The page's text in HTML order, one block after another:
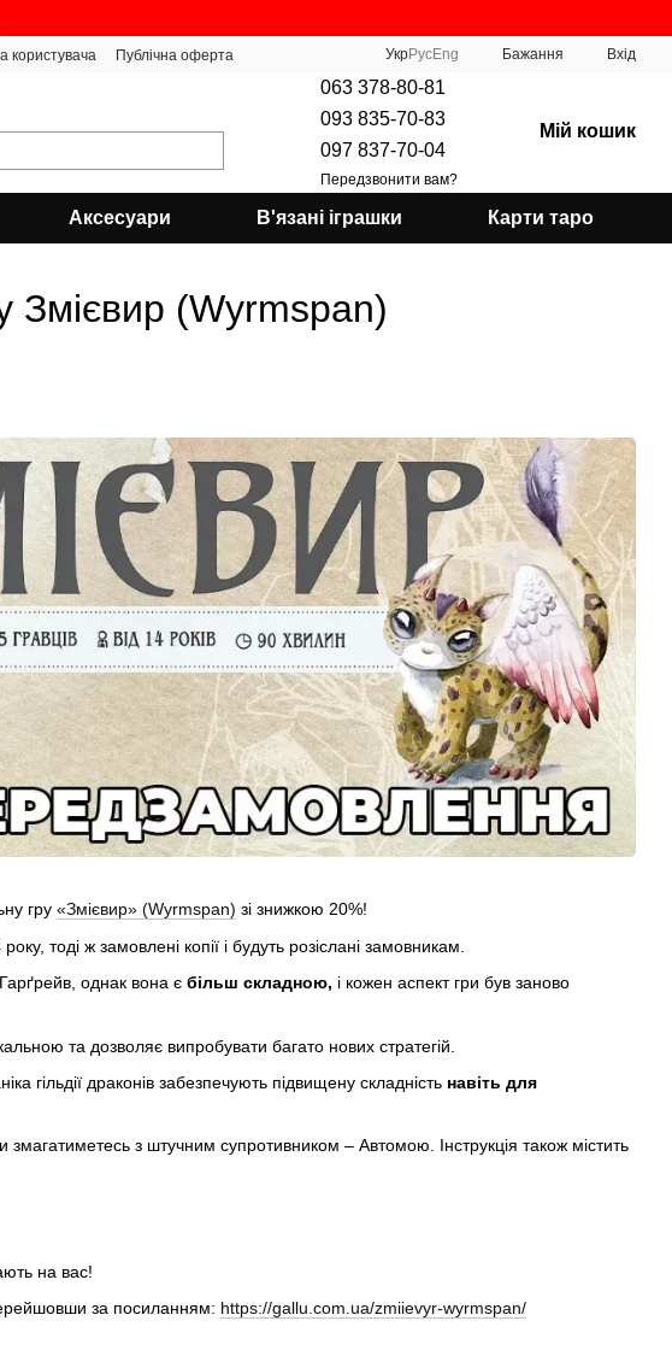
користувача Публічна оферта УкрРусEng Бажання Вхід
063 378-80-81
093 835-70-83
097 837-70-04
Передзвонити вам?
Мій кошик
Аксесуари В'язані іграшки Карти таро
Змієвир (Wyrmspan)
гру «Змієвир» (Wyrmspan) зі знижкою 20%!
тоді ж замовлені копії і будуть розіслані замовникам.
Гарґрейв, однак вона є більш складною, і кожен аспект гри був заново
та дозволяє випробувати багато нових стратегій.
гільдії драконів забезпечують підвищену складність навіть для
з штучним супротивником – Автомою. Інструкція також містить
на вас!
за посиланням: https://gallu.com.ua/zmiievyr-wyrmspan/